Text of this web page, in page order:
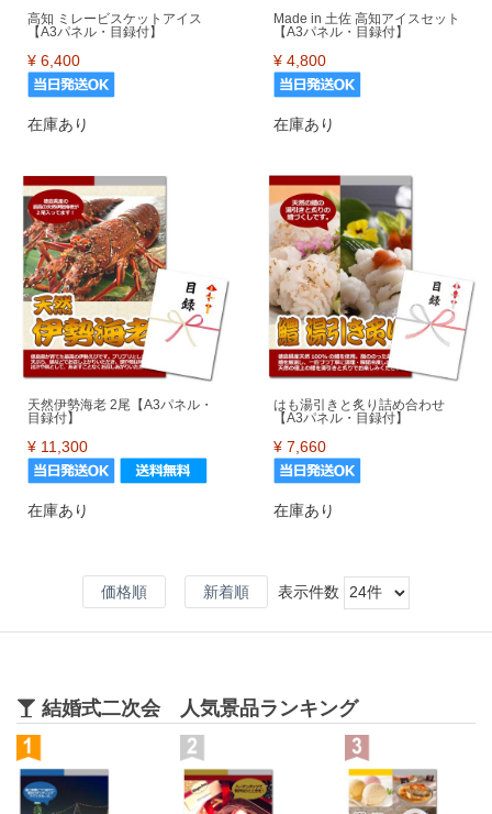
高知 ミレービスケットアイス
【A3パネル・目録付】
¥ 6,400
在庫あり
Made in 土佐 高知アイスセット
【A3パネル・目録付】
¥ 4,800
在庫あり
天然伊勢海老 2尾【A3パネル・
目録付】
¥ 11,300
在庫あり
はも湯引きと炙り詰め合わせ
【A3パネル・目録付】
¥ 7,660
在庫あり
価格順 新着順 表示件数
結婚式二次会 人気景品ランキング